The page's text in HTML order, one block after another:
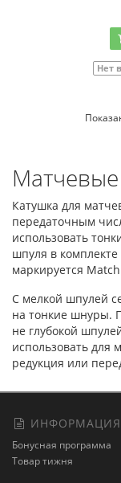
Нет
Катушка для
передаточным
использовать
шпуля в
маркируется
С мелкой шпулей
на тонкие шнуры.
не глубокой
использовать для
редукция или
ИНФОРМАЦИЯ
Бонусная программа
Товар тижня